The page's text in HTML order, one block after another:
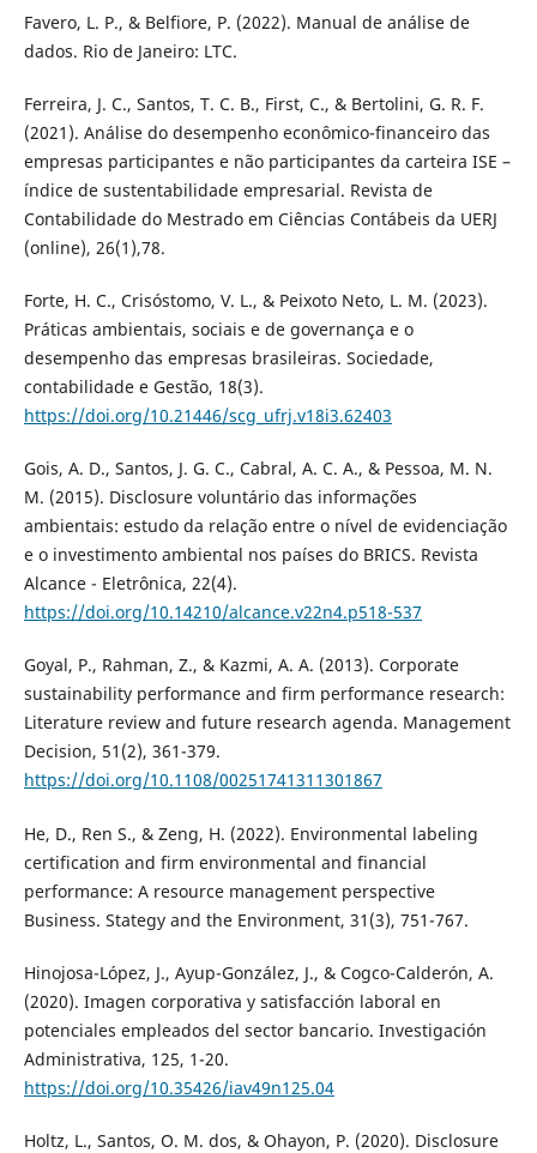
Favero, L. P., & Belfiore, P. (2022). Manual de análise de
dados. Rio de Janeiro: LTC.
Ferreira, J. C., Santos, T. C. B., First, C., & Bertolini, G. R. F.
(2021). Análise do desempenho econômico-financeiro das
empresas participantes e não participantes da carteira ISE –
índice de sustentabilidade empresarial. Revista de
Contabilidade do Mestrado em Ciências Contábeis da UERJ
(online), 26(1),78.
Forte, H. C., Crisóstomo, V. L., & Peixoto Neto, L. M. (2023).
Práticas ambientais, sociais e de governança e o
desempenho das empresas brasileiras. Sociedade,
contabilidade e Gestão, 18(3).
https://doi.org/10.21446/scg_ufrj.v18i3.62403
Gois, A. D., Santos, J. G. C., Cabral, A. C. A., & Pessoa, M. N.
M. (2015). Disclosure voluntário das informações
ambientais: estudo da relação entre o nível de evidenciação
e o investimento ambiental nos países do BRICS. Revista
Alcance - Eletrônica, 22(4).
https://doi.org/10.14210/alcance.v22n4.p518-537
Goyal, P., Rahman, Z., & Kazmi, A. A. (2013). Corporate
sustainability performance and firm performance research:
Literature review and future research agenda. Management
Decision, 51(2), 361-379.
https://doi.org/10.1108/00251741311301867
He, D., Ren S., & Zeng, H. (2022). Environmental labeling
certification and firm environmental and financial
performance: A resource management perspective
Business. Stategy and the Environment, 31(3), 751-767.
Hinojosa-López, J., Ayup-González, J., & Cogco-Calderón, A.
(2020). Imagen corporativa y satisfacción laboral en
potenciales empleados del sector bancario. Investigación
Administrativa, 125, 1-20.
https://doi.org/10.35426/iav49n125.04
Holtz, L., Santos, O. M. dos, & Ohayon, P. (2020). Disclosure